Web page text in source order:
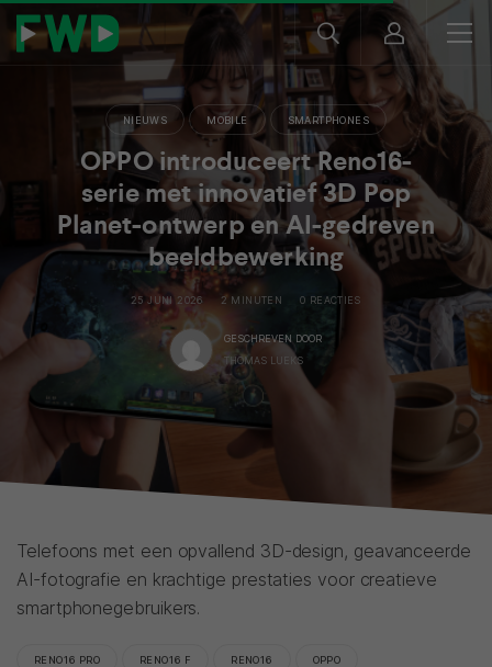
NIEUWS MOBILE SMARTPHONES
OPPO introduceert Reno16-
serie met innovatief 3D Pop
Planet-ontwerp en AI-gedreven
beeldbewerking
25 JUNI 2026 2 MINUTEN 0 REACTIES
GESCHREVEN DOOR
THOMAS LUEKS
Telefoons met een opvallend 3D-design, geavanceerde
AI-fotografie en krachtige prestaties voor creatieve
smartphonegebruikers.
RENO16 PRO RENO16 F RENO16 OPPO